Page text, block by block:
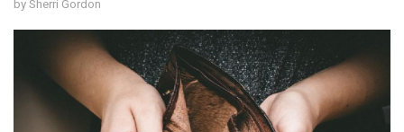
by Sherri Gordon